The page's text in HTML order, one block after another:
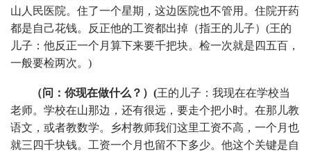
山人民医院。住了一个星期，这边医院也不管用。住院开药
都是自己花钱。反正他的工资都出掉（指王的儿子）(王的
儿子：他反正一个月算下来要千把块。检一次就是四五百，
一般要检两次。)
（问：你现在做什么？）(王的儿子：我现在在学校当
老师。学校在山那边，还有很远，要走个把小时。在那儿教
语文，或者教数学。乡村教师我们这里工资不高，一个月也
就三四千块钱。工资一个月也留不下多少。他这个关键是自